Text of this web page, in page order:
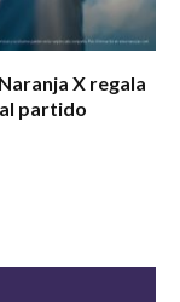
X regala
partido